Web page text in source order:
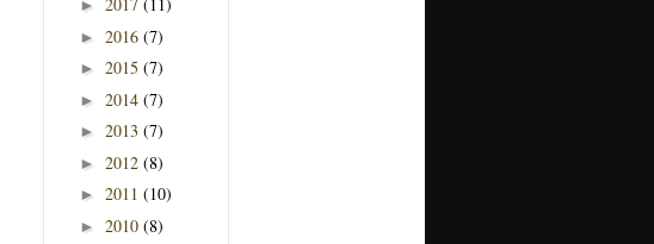
►
► 2016 (7)
► 2015 (7)
► 2014 (7)
► 2013 (7)
► 2012 (8)
► 2011 (10)
► 2010 (8)